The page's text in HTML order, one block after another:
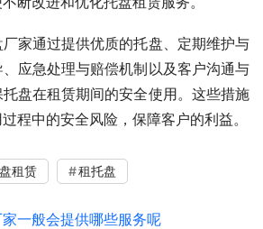
家通过提供优质的托盘、定期维护与
应急处理与赔偿机制以及客户沟通与
盘在租赁期间的安全使用。这些措施
程中的安全风险，保障客户的利益。
租赁 租托盘
一般会提供哪些服务呢